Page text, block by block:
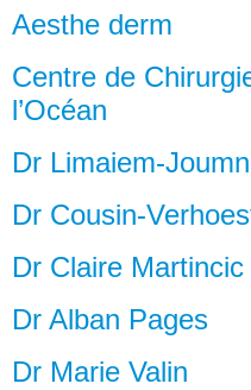
Aesthe derm
Centre de
l’Océan
Dr Limaiem-
Dr Cousin-
Dr Claire Martincic
Dr Alban Pages
Dr Marie Valin